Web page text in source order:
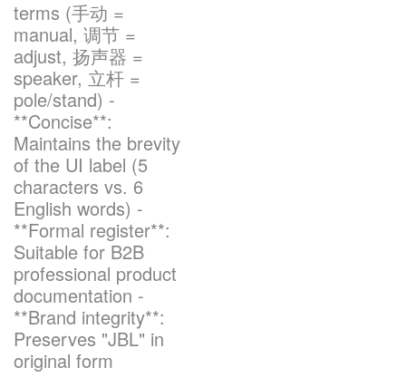
语言/地区
terms (手动 =
manual, 调节 =
adjust, 扬声器 =
speaker, 立杆 =
pole/stand) -
**Concise**:
Maintains the brevity
of the UI label (5
characters vs. 6
English words) -
**Formal register**:
Suitable for B2B
professional product
documentation -
**Brand integrity**:
Preserves "JBL" in
original form